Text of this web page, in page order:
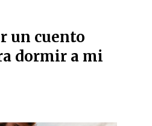
un cuento
dormir a mi